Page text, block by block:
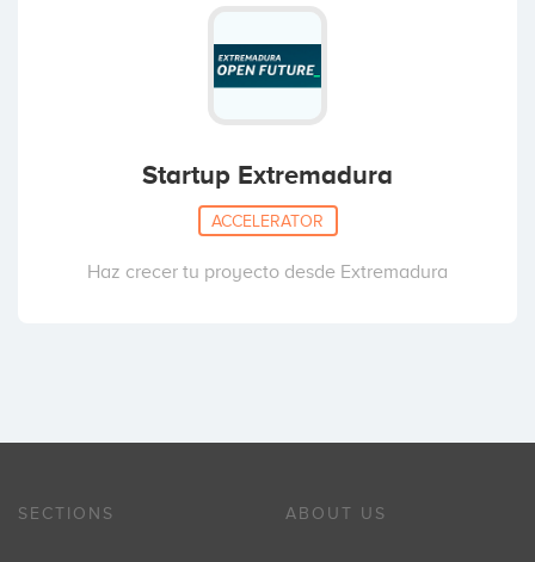
Startup Extremadura
ACCELERATOR
Haz crecer tu proyecto desde Extremadura
SECTIONS ABOUT US